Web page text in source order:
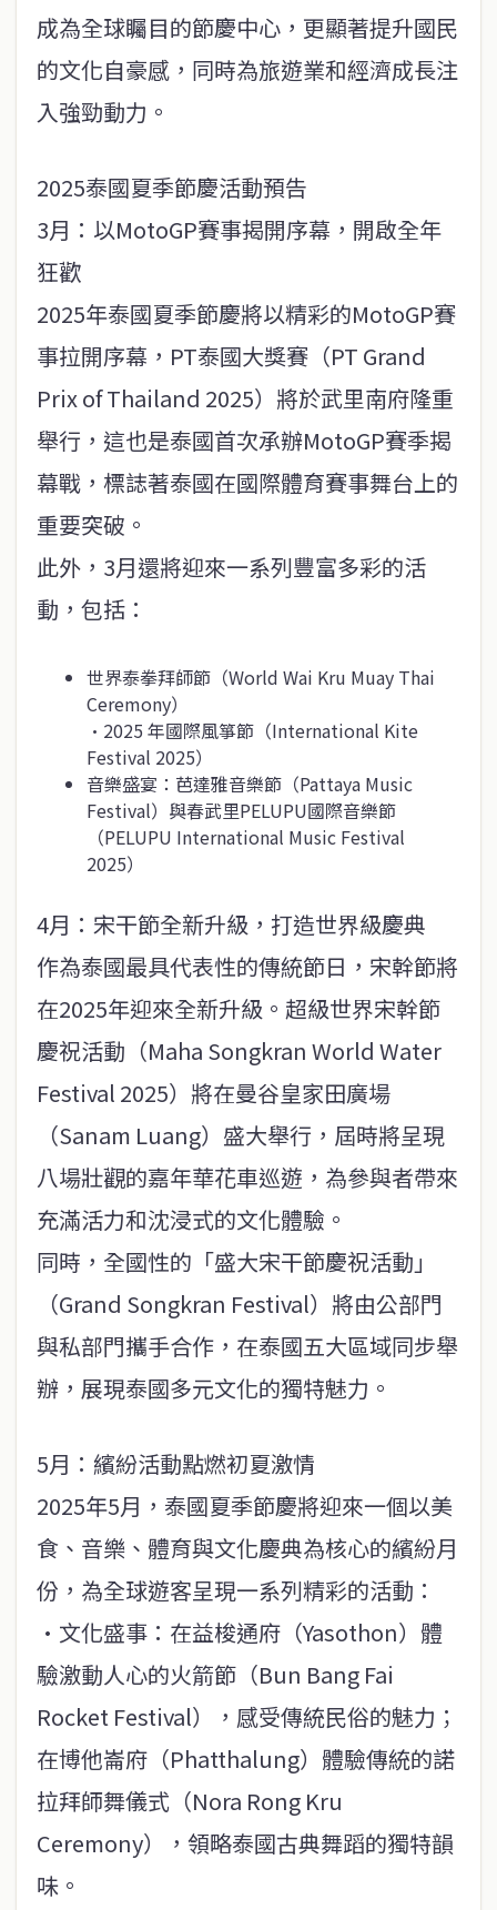
成為全球矚目的節慶中心，更顯著提升國民
的文化自豪感，同時為旅遊業和經濟成長注
入強勁動力。
2025泰國夏季節慶活動預告
3月：以MotoGP賽事揭開序幕，開啟全年
狂歡
2025年泰國夏季節慶將以精彩的MotoGP賽
事拉開序幕，PT泰國大獎賽（PT Grand
Prix of Thailand 2025）將於武里南府隆重
舉行，這也是泰國首次承辦MotoGP賽季揭
幕戰，標誌著泰國在國際體育賽事舞台上的
重要突破。
此外，3月還將迎來一系列豐富多彩的活
動，包括：
世界泰拳拜師節（World Wai Kru Muay Thai
Ceremony）
•2025 年國際風箏節（International Kite
Festival 2025）
音樂盛宴：芭達雅音樂節（Pattaya Music
Festival）與春武里PELUPU國際音樂節
（PELUPU International Music Festival
2025）
4月：宋干節全新升級，打造世界級慶典
作為泰國最具代表性的傳統節日，宋幹節將
在2025年迎來全新升級。超級世界宋幹節
慶祝活動（Maha Songkran World Water
Festival 2025）將在曼谷皇家田廣場
（Sanam Luang）盛大舉行，屆時將呈現
八場壯觀的嘉年華花車巡遊，為參與者帶來
充滿活力和沈浸式的文化體驗。
同時，全國性的「盛大宋干節慶祝活動」
（Grand Songkran Festival）將由公部門
與私部門攜手合作，在泰國五大區域同步舉
辦，展現泰國多元文化的獨特魅力。
5月：繽紛活動點燃初夏激情
2025年5月，泰國夏季節慶將迎來一個以美
食、音樂、體育與文化慶典為核心的繽紛月
份，為全球遊客呈現一系列精彩的活動：
·文化盛事：在益梭通府（Yasothon）體
驗激動人心的火箭節（Bun Bang Fai
Rocket Festival），感受傳統民俗的魅力；
在博他崙府（Phatthalung）體驗傳統的諾
拉拜師舞儀式（Nora Rong Kru
Ceremony），領略泰國古典舞蹈的獨特韻
味。